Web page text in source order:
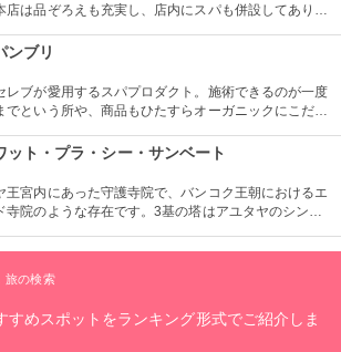
店は品ぞろえも充実し、店内にスパも併設してあり、
ンブリ
レブが愛用するスパプロダクト。施術できるのが一度
でという所や、商品もひたすらオーガニックにこだわ
ット・プラ・シー・サンベート
王宮内にあった守護寺院で、バンコク王朝におけるエ
寺院のような存在です。3基の塔はアユタヤのシンボ
旅の検索
すめスポットをランキング形式でご紹介しま